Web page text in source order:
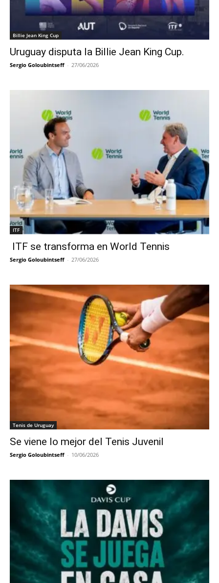
Billie Jean King Cup
Uruguay disputa la Billie Jean King Cup.
Sergio Goloubintseff - 27/06/2026
ITF
ITF se transforma en World Tennis
Sergio Goloubintseff - 27/06/2026
Tenis de Uruguay
Se viene lo mejor del Tenis Juvenil
Sergio Goloubintseff - 10/06/2026